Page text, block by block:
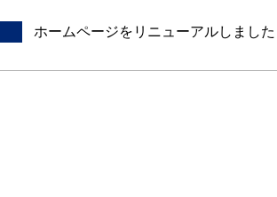
ホームページをリニューアルしました